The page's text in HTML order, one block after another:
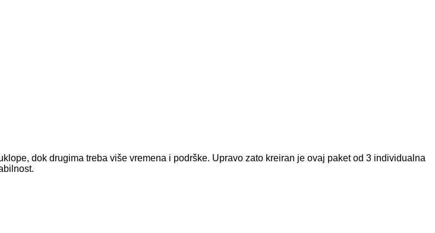
dok drugima treba više vremena i podrške. Upravo zato kreiran je ovaj paket od 3 individualna